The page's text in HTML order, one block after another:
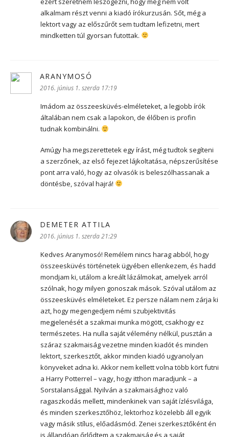
alkalmam részt venni a kiadó írókurzusán. Sőt, még a
lektort vagy az előszűrőt sem tudtam lefizetni, mert
mindketten túl gyorsan futottak.
ARANYMOSÓ
2016. június 1. szerda 17:19
Imádom az összeesküvés-elméleteket, a legjobb írók
általában nem csak a lapokon, de élőben is profin
tudnak kombinálni.
Amúgy ha megszerettetek egy írást, még tudtok segíteni
a szerzőnek, az első fejezet lájkoltatása, népszerűsítése
pont arra való, hogy az olvasók is beleszólhassanak a
döntésbe, szóval hajrá!
DEMETER ATTILA
2016. június 1. szerda 21:29
Kedves Aranymosó! Remélem nincs harag abból, hogy
összeesküvés történetek ügyében ellenkezem, és hadd
mondjam ki, utálom a kreált lázálmokat, amelyek arról
szólnak, hogy milyen gonoszak mások. Szóval utálom az
összeesküvés elméleteket. Ez persze nálam nem zárja ki
azt, hogy megengedjem némi szubjektivitás
megjelenését a szakmai munka mögött, csakhogy ez
természetes. Ha nulla saját vélemény nélkül, pusztán a
száraz szakmaiság vezetne minden kiadót és minden
lektort, szerkesztőt, akkor minden kiadó ugyanolyan
könyveket adna ki. Akkor nem kellett volna több kört futni
a Harry Potterrel – vagy, hogy itthon maradjunk – a
Sorstalansággal. Nyilván a szakmaisághoz való
ragaszkodás mellett, mindenkinek van saját ízlésvilága,
és minden szerkesztőhöz, lektorhoz közelebb áll egyik
vagy másik stílus, előadásmód. Zenei szerkesztőként én
is állandóan őrlődtem a szakmaiság és a saját